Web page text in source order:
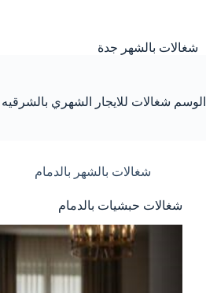
شغالات بالشهر جدة
الوسم شغالات للايجار الشهري بالشرقيه
شغالات بالشهر بالدمام
شغالات حبشيات بالدمام